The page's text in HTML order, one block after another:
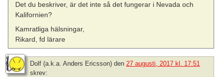
Det du beskriver, är det inte så det fungerar i Nevada och
Kalifornien?
Kamratliga hälsningar,
Rikard, fd lärare
Dolf (a.k.a. Anders Ericsson) den 27 augusti, 2017 kl. 17:51
skrev: